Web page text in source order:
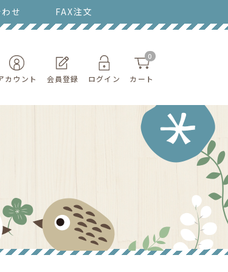
せ FAX注文
カウント 会員登録 ログイン
0
カート